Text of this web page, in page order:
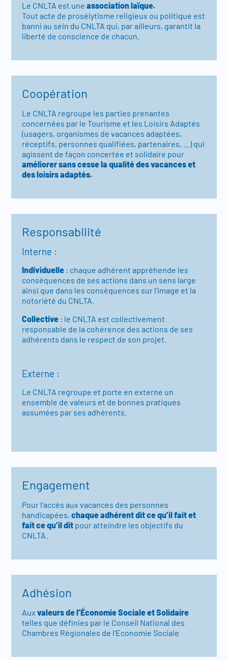
Le CNLTA est une association laïque.
Tout acte de prosélytisme religieux ou politique est
banni au sein du CNLTA qui, par ailleurs, garantit la
liberté de conscience de chacun.
Coopération
Le CNLTA regroupe les parties prenantes
concernées par le Tourisme et les Loisirs Adaptés
(usagers, organismes de vacances adaptées,
réceptifs, personnes qualifiées, partenaires, …) qui
agissent de façon concertée et solidaire pour
améliorer sans cesse la qualité des vacances et
des loisirs adaptés.
Responsabilité
Interne :
Individuelle : chaque adhérent appréhende les
conséquences de ses actions dans un sens large
ainsi que dans les conséquences sur l’image et la
notoriété du CNLTA.
Collective : le CNLTA est collectivement
responsable de la cohérence des actions de ses
adhérents dans le respect de son projet.
Externe :
Le CNLTA regroupe et porte en externe un
ensemble de valeurs et de bonnes pratiques
assumées par ses adhérents.
Engagement
Pour l’accès aux vacances des personnes
handicapées,chaque adhérent dit ce qu’il fait et
fait ce qu’il dit pour atteindre les objectifs du
CNLTA.
Adhésion
Aux valeurs de l’Économie Sociale et Solidaire
telles que définies par le Conseil National des
Chambres Régionales de l’Economie Sociale